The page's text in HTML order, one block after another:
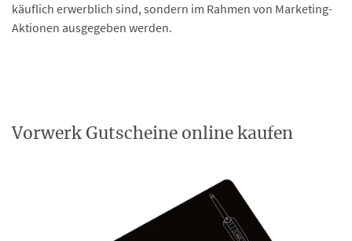
käuflich erwerblich sind, sondern im Rahmen von Marketing-
Aktionen ausgegeben werden.
Vorwerk Gutscheine online kaufen